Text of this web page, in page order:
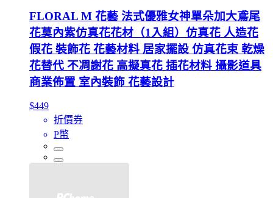
FLORAL M 花藝 法式優雅女神單朵加大鳶尾
花莫內紫仿真花花材（1入組）仿真花 人造花
假花 裝飾花 花藝材料 居家擺設 仿真花束 乾燥
花替代 不凋謝花 高擬真花 插花材料 攝影道具
商業佈置 室內裝飾 花藝設計
$449
折價券
P幣